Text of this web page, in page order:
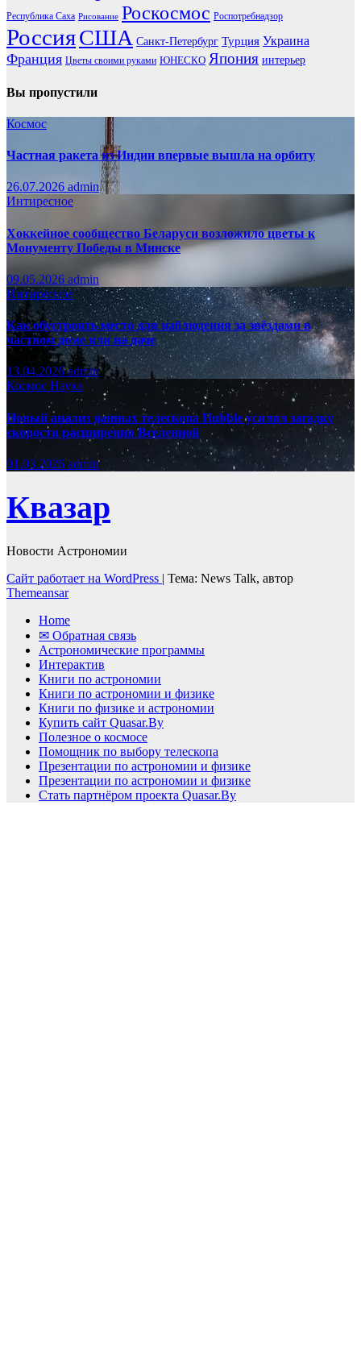
Республика Саха Рисование Роскосмос Роспотребнадзор
РоссияСША Санкт-Петербург Турция Украина
Франция Цветы своими руками ЮНЕСКО Япония интерьер
Вы пропустили
Космос
Частная ракета из Индии впервые вышла на орбиту
26.07.2026 admin
Интиресное
Хоккейное сообщество Беларуси возложило цветы к
Монументу Победы в Минске
09.05.2026 admin
Интиресное
Как обустроить место для наблюдения за звёздами в
частном доме или на даче
13.04.2026admin
Космос Наука
Новый анализ данных телескопа Hubble усилил загадку
скорости расширения Вселенной
01.03.2026admin
Квазар
Новости Астрономии
Сайт работает на WordPress | Тема: News Talk, автор
Themeansar
Home
✉ Обратная связь
Астрономические программы
Интерактив
Книги по астрономии
Книги по астрономии и физике
Книги по физике и астрономии
Купить сайт Quasar.By
Полезное о космосе
Помощник по выбору телескопа
Презентации по астрономии и физике
Презентации по астрономии и физике
Стать партнёром проекта Quasar.By